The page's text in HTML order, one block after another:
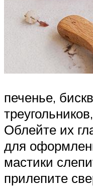
печенье,
Облейте их
для
мастики
прилепите